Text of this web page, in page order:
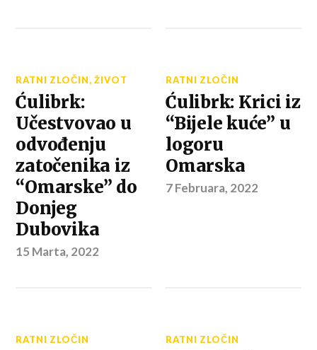
RATNI ZLOČIN,ŽIVOT
Ćulibrk:
Učestvovao u
odvođenju
zatočenika iz
“Omarske” do
Donjeg
Dubovika
15 Marta, 2022
RATNI ZLOČIN
Ćulibrk: Krici iz
“Bijele kuće” u
logoru
Omarska
7 Februara, 2022
RATNI ZLOČIN RATNI ZLOČIN